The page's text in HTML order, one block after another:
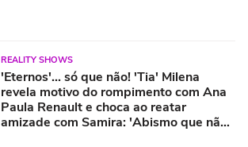
REALITY SHOWS
'Eternos'... só que não! 'Tia' Milena
revela motivo do rompimento com Ana
Paula Renault e choca ao reatar
amizade com Samira: 'Abismo que não